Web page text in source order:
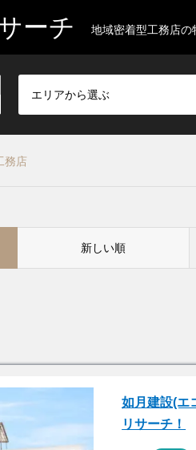
ーチ 地域密着型工務店の
エリアから選ぶ
務店
新しい順
如月建設(エ
リサーチ！